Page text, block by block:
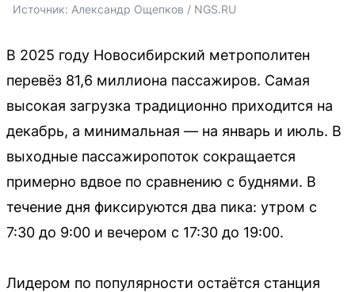
Источник: Александр Ощепков / NGS.RU
В 2025 году Новосибирский метрополитен
перевёз 81,6 миллиона пассажиров. Самая
высокая загрузка традиционно приходится на
декабрь, а минимальная — на январь и июль. В
выходные пассажиропоток сокращается
примерно вдвое по сравнению с буднями. В
течение дня фиксируются два пика: утром с
7:30 до 9:00 и вечером с 17:30 до 19:00.
Лидером по популярности остаётся станция